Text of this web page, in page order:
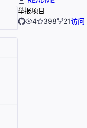
举报项目
4
398 21访问